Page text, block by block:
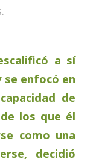
a sí
enfocó en
de
los que él
como una
decidió